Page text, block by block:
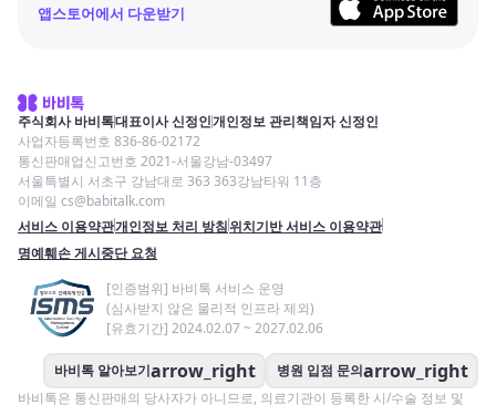
앱스토어에서 다운받기
주식회사 바비톡대표이사 신정인개인정보 관리책임자 신정인
사업자등록번호 836-86-02172
통신판매업신고번호 2021-서울강남-03497
서울특별시 서초구 강남대로 363 363강남타워 11층
이메일 cs@babitalk.com
서비스 이용약관개인정보 처리 방침위치기반 서비스 이용약관
명예훼손 게시중단 요청
[인증범위] 바비톡 서비스 운영
(심사받지 않은 물리적 인프라 제외)
[유효기간] 2024.02.07 ~ 2027.02.06
바비톡 알아보기arrow_right 병원 입점 문의arrow_right
바비톡은 통신판매의 당사자가 아니므로, 의료기관이 등록한 시/수술 정보 및